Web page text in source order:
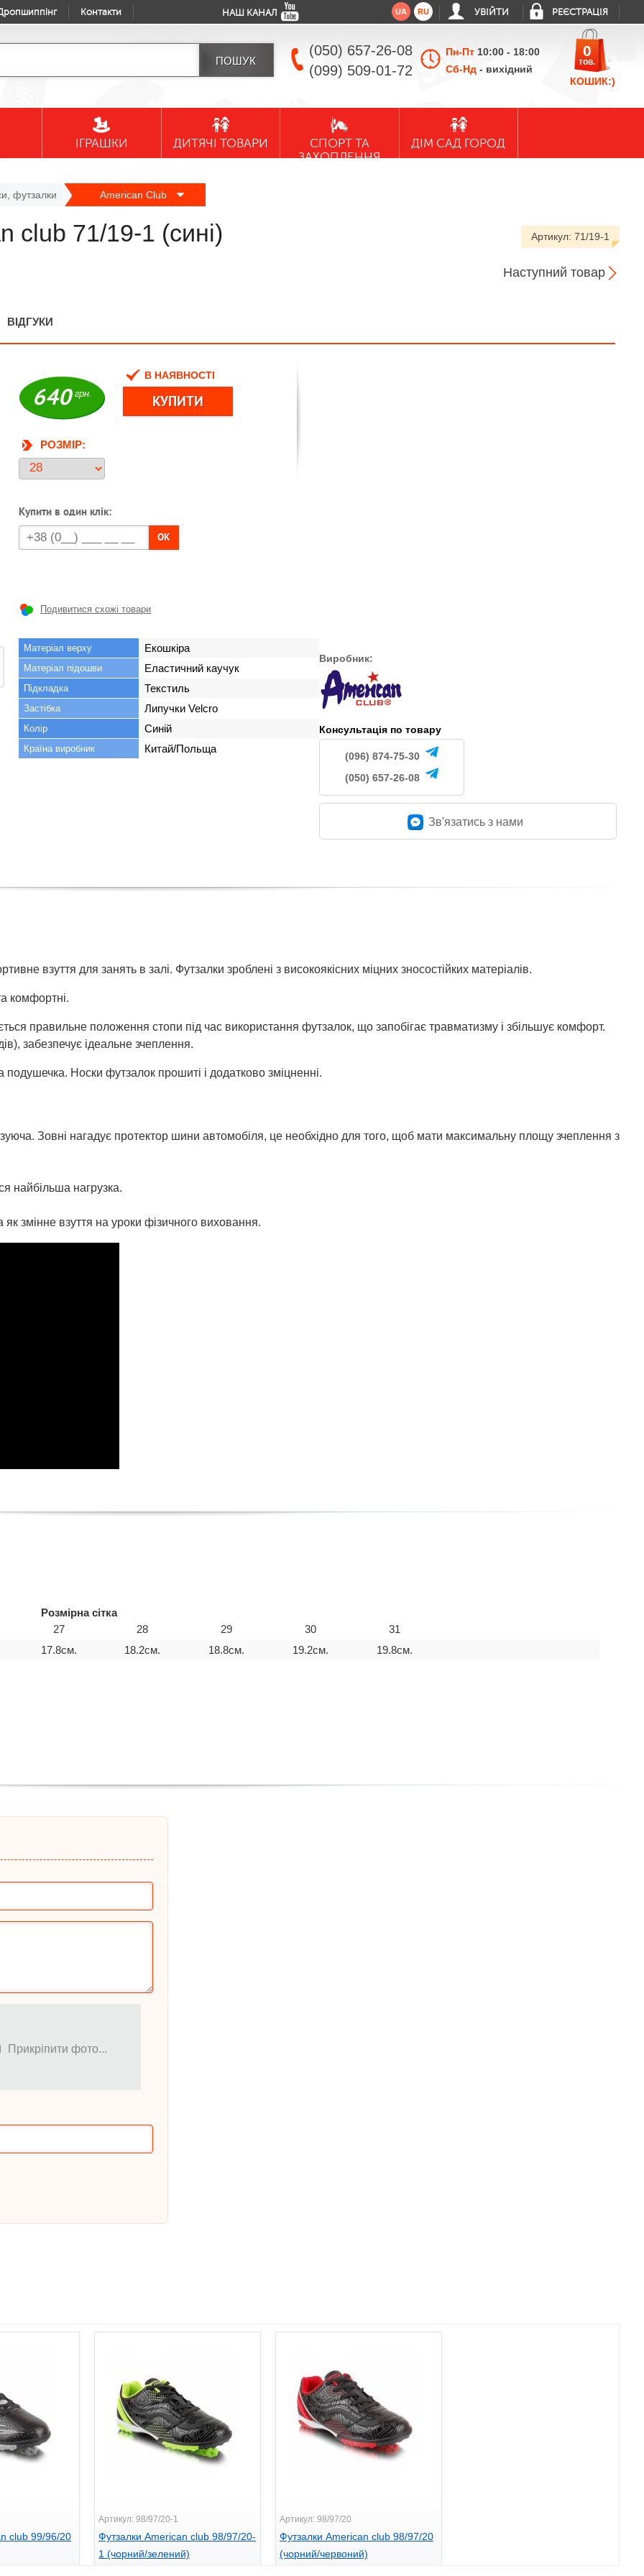
Контакти НАШ КАНАЛ UA RU УВІЙТИ РЕЄСТРАЦІЯ
(050) 657-26-08
(099) 509-01-72
Пн-Пт 10:00 - 18:00
Сб-Нд - вихідний
КОШИК:)
0
тов.
ІГРАШКИ ДИТЯЧІ ТОВАРИ
СПОРТ ТА
ЗАХОПЛЕННЯ
ДІМ САД ГОРОД
футзалки American Club
club 71/19-1 (сині) Артикул: 71/19-1
Наступний товар
ВІДГУКИ
640 грн.
В НАЯВНОСТІ
РОЗМІР:
Купити в один клік:
OK
Подивитися схожі товари
Матеріал верху Екошкіра
Матеріал підошви Еластичний каучук
Підкладка Текстиль
Застібка Липучки Velcro
Колір Синій
Країна виробник Китай/Польща
Виробник:
Консультація по товару
(096) 874-75-30
(050) 657-26-08
Зв'язатись з нами
взуття для занять в залі. Футзалки зроблені з високоякісних міцних зносостійких матеріалів.
комфортні.
правильне положення стопи під час використання футзалок, що запобігає травматизму і збільшує комфорт.
забезпечує ідеальне зчеплення.
Носки футзалок прошиті і додатково зміцненні.
Зовні нагадує протектор шини автомобіля, це необхідно для того, щоб мати максимальну площу зчеплення з
найбільша нагрузка.
як змінне взуття на уроки фізичного виховання.
Розмірна сітка
27
28 29 30
31
17.8см.
18.2см. 18.8см. 19.2см. 19.8см.
Прикріпити фото...
club 99/96/20
Артикул: 98/97/20-1
Футзалки American club 98/97/20-
1 (чорний/зелений)
Артикул: 98/97/20
Футзалки American club 98/97/20
(чорний/червоний)